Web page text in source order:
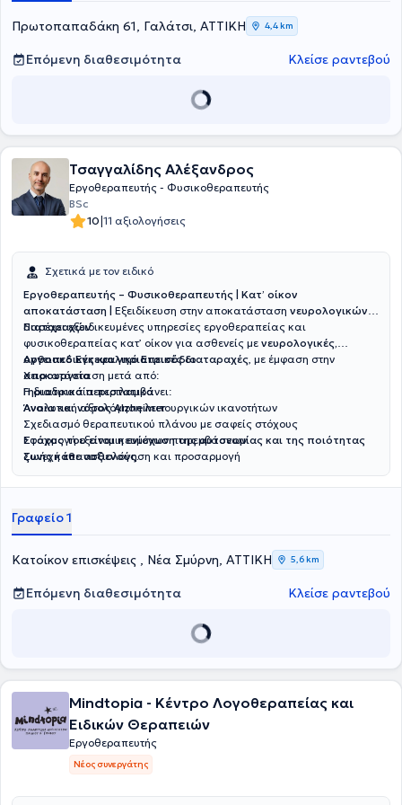
Πρωτοπαπαδάκη 61, Γαλάτσι, ΑΤΤΙΚΗ 4,4 km
Επόμενη διαθεσιμότητα Κλείσε ραντεβού
Τσαγγαλίδης Αλέξανδρος
Εργοθεραπευτής - Φυσικοθεραπευτής
BSc
10|11 αξιολογήσεις
Σχετικά με τον ειδικό
Εργοθεραπευτής – Φυσικοθεραπευτής | Κατ’ οίκον
αποκατάσταση | Εξειδίκευση στην αποκατάσταση νευρολογικών
διαταραχών
Παρέχει εξειδικευμένες υπηρεσίες εργοθεραπείας και
φυσικοθεραπείας κατ’ οίκον για ασθενείς με νευρολογικές,
ορθοπεδικές και γηριατρικές διαταραχές, με έμφαση στην
αποκατάσταση μετά από:
Aγγειακό Εγκεφαλικό Επεισόδιο
Xειρουργεία
Γηριατρικά περιστατικά
Άνοια και νόσος Alzheimer
Η διαδικασία περιλαμβάνει:
Αναλυτική αξιολόγηση λειτουργικών ικανοτήτων
Σχεδιασμό θεραπευτικού πλάνου με σαφείς στόχους
Εφαρμογή εξατομικευμένων παρεμβάσεων
Συνεχή επαναξιολόγηση και προσαρμογή
Στόχος του είναι η ενίσχυση της αυτονομίας και της ποιότητας
ζωής κάθε ασθενούς.
Γραφείο 1
Κατοίκον επισκέψεις , Νέα Σμύρνη, ΑΤΤΙΚΗ 5,6 km
Επόμενη διαθεσιμότητα Κλείσε ραντεβού
Mindtopia - Κέντρο Λογοθεραπείας και
Ειδικών Θεραπειών
Εργοθεραπευτής
Νέος συνεργάτης